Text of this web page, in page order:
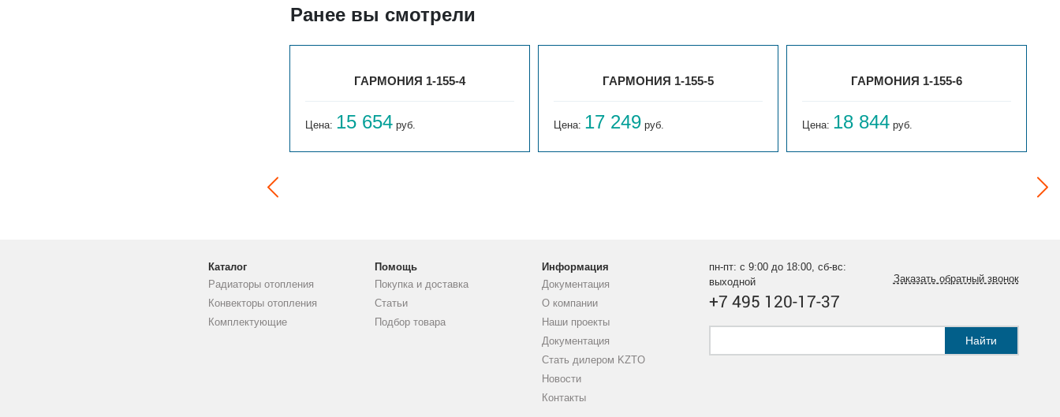
Ранее вы смотрели
ГАРМОНИЯ 1-155-4
Цена: 15 654 руб.
ГАРМОНИЯ 1-155-5
Цена: 17 249 руб.
ГАРМОНИЯ 1-155-6
Цена: 18 844 руб.
Каталог
Радиаторы отопления
Конвекторы отопления
Комплектующие
Помощь
Покупка и доставка
Статьи
Подбор товара
Информация
Документация
О компании
Наши проекты
Документация
Стать дилером KZTO
Новости
Контакты
пн-пт: с 9:00 до 18:00, сб-вс:
выходной
+7 495 120-17-37
Заказать обратный звонок
Найти